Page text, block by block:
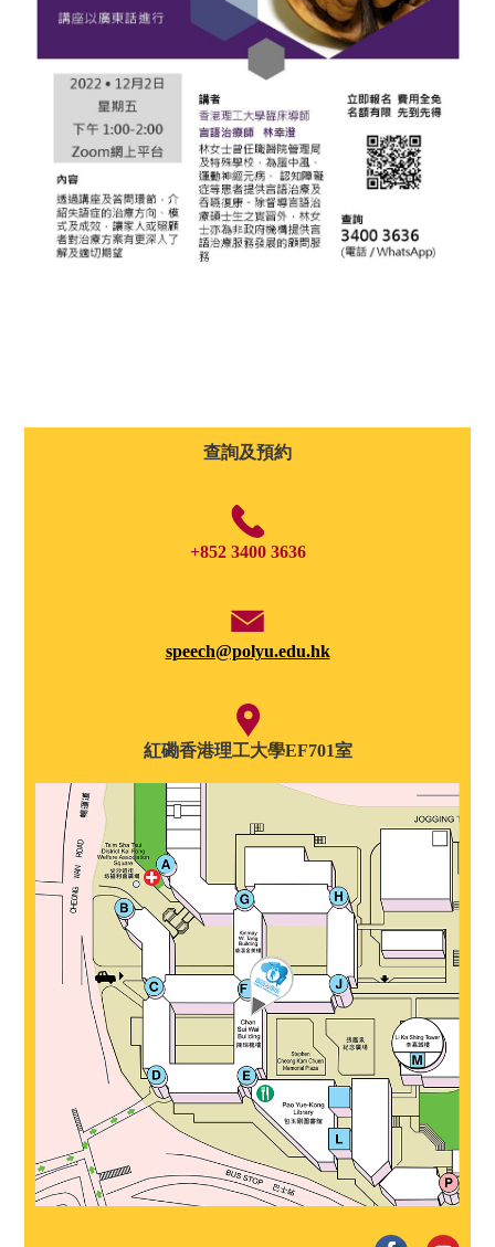
查詢及預約
+852 3400 3636
speech@polyu.edu.hk
紅磡香港理工大學EF701室